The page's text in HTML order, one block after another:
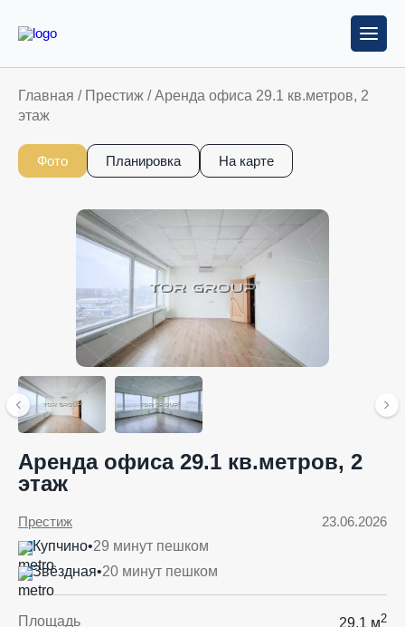
Главная / Престиж /Аренда офиса 29.1 кв.метров, 2
этаж
Фото Планировка На карте
Аренда офиса 29.1 кв.метров, 2
этаж
23.06.2026
Престиж
Купчино•29 минут пешком
Звёздная•20 минут пешком
Площадь 29.1 м2